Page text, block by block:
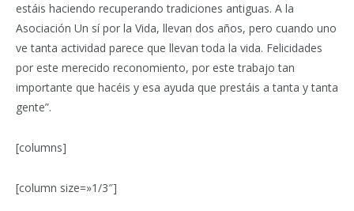
estáis haciendo recuperando tradiciones antiguas. A la
Asociación Un sí por la Vida, llevan dos años, pero cuando uno
ve tanta actividad parece que llevan toda la vida. Felicidades
por este merecido reconomiento, por este trabajo tan
importante que hacéis y esa ayuda que prestáis a tanta y tanta
gente”.
[columns]
[column size=»1/3″]